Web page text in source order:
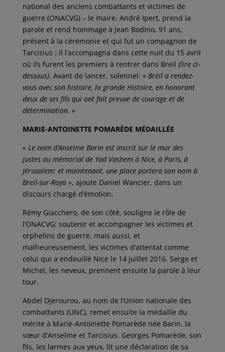
national des anciens combattants et victimes de
guerre (ONACVG) – le maire, André Ipert, prend la
parole et rend hommage à Jean Bodino, 91 ans,
présent à la cérémonie et qui fut un compagnon de
Tarcisius : il l’accompagna dans cette nuit du 15 avril
où ils furent les premiers à rentrer dans Breil (lire ci-
dessous). Avant de lancer, solennel: « Breil a rendez-
vous avec son histoire, la grande Histoire, en honorant
deux de ses fils qui ont fait preuve de courage et de
détermination. »
MARIE-ANTOINETTE POMARÈDE MÉDAILLÉE
« Le nom d’Anselme Barin est inscrit sur le mur des
justes au mémorial de Yad Vashem à Nice, à Paris, à
Jérusalem; et maintenant, une place portera son nom à
Breil-sur-Roya », ajoute Daniel Wancier, dans un
discours chargé d’émotion.
Rémy Giacchero, de son côté, souligne le rôle de
l’ONACVG: soutenir et accompagner les victimes et
orphelins de guerre, mais aussi, et
malheureusement, les victimes d’attentat comme
celui qui a endeuillé Nice le 14 juillet 2016. Serge et
Michel, les neveux, prennent ensuite la parole à leur
tour.
Abdel Djerourou, au nom de l’Union nationale des
combattants (UNC), remet ensuite la médaille du
mérite à Marie-Antoinette Pomarède née Barin, la
sœur d’Anselme et Tarcisius. Georges Pomarède, son
fils, les larmes aux yeux, lit une déclaration de sa